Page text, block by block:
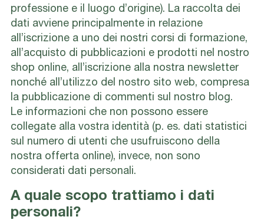
professione e il luogo d’origine). La raccolta dei
dati avviene principalmente in relazione
all’iscrizione a uno dei nostri corsi di formazione,
all’acquisto di pubblicazioni e prodotti nel nostro
shop online, all’iscrizione alla nostra newsletter
nonché all’utilizzo del nostro sito web, compresa
la pubblicazione di commenti sul nostro blog.
Le informazioni che non possono essere
collegate alla vostra identità (p. es. dati statistici
sul numero di utenti che usufruiscono della
nostra offerta online), invece, non sono
considerati dati personali.
A quale scopo trattiamo i dati
personali?